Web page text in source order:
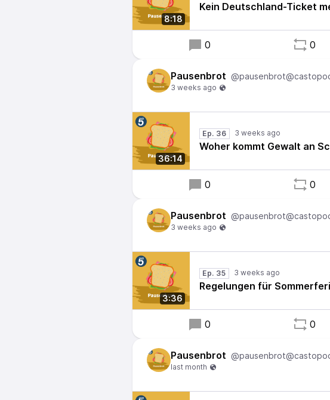
8:18
Kein Deutschland-Ticket
0 0
Pausenbrot
36:14
Ep. 36
Woher kommt Gewalt an
0 0
Pausenbrot
3:36
Ep. 35
Regelungen für
0 0
Pausenbrot